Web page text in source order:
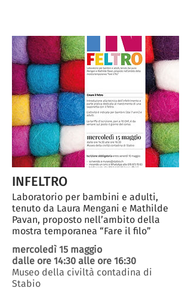
INFELTRO
Laboratorio per bambini e adulti,
tenuto da Laura Mengani e Mathilde
Pavan, proposto nell’ambito della
mostra temporanea “Fare il filo”
mercoledì 15 maggio
dalle ore 14:30 alle ore 16:30
Museo della civiltà contadina di
Stabio